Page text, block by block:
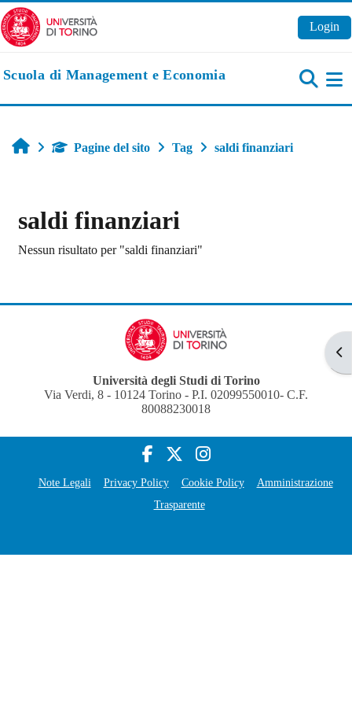
Vai al contenuto principale
Login
Scuola di Management e Economia
HomePagine del sito Tag saldi finanziari
saldi finanziari
Nessun risultato per "saldi finanziari"
Università degli Studi di Torino
Via Verdi, 8 - 10124 Torino - P.I. 02099550010- C.F.
80088230018
Note Legali Privacy Policy Cookie Policy
Amministrazione
Trasparente